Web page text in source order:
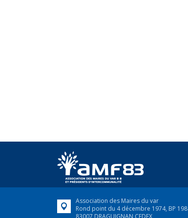
Association des Maires du var
Rond point du 4 décembre 1974, BP 198
83007 DRAGUIGNAN CEDEX